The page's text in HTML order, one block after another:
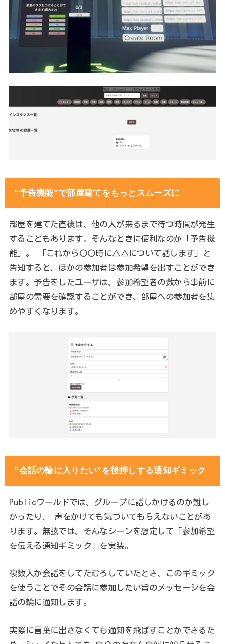
“予告機能”で部屋建てをもっとスムーズに
部屋を建てた直後は、他の人が来るまで待つ時間が発生
することもあります。そんなときに便利なのが「予告機
能」。 「これから〇〇時に△△について話します」と
告知すると、ほかの参加者は参加希望を出すことができ
ます。予告をしたユーザは、参加希望者の数から事前に
部屋の需要を確認することができ、部屋への参加者を集
めやすくなります。
“会話の輪に入りたい”を後押しする通知ギミック
Publicワールドでは、グループに話しかけるのが難し
かったり、 声をかけても気づいてもらえないことがあ
ります。無弦では、そんなシーンを想定して「参加希望
を伝える通知ギミック」を実装。
複数人が会話をしてたむろしていたとき、このギミック
を使うことでその会話に参加したい旨のメッセージを会
話の輪に通知します。
実際に言葉に出さなくても通知を飛ばすことができるた